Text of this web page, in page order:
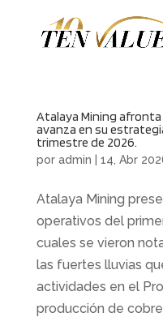
Atalaya Mining
avanza en su
trimestre de 2026.
por admin 14, Abr
Atalaya Mining
operativos del
cuales se vieron
las fuertes lluvias
actividades en el
producción de